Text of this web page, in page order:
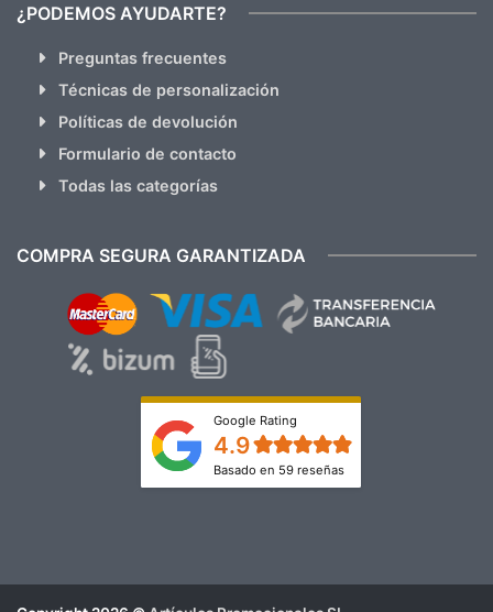
¿PODEMOS AYUDARTE?
Preguntas frecuentes
Técnicas de personalización
Políticas de devolución
Formulario de contacto
Todas las categorías
COMPRA SEGURA GARANTIZADA
Google Rating
4.9
Basado en 59 reseñas